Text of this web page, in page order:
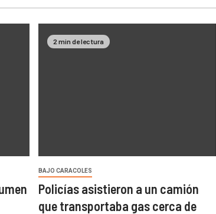
2 min de lectura
BAJO CARACOLES
Policías asistieron a un camión
que transportaba gas cerca de